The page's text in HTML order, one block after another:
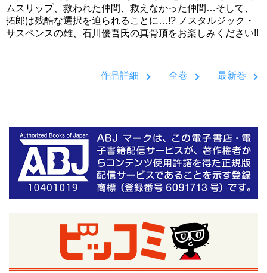
ムスリップ、救われた仲間、救えなかった仲間…そして、
拓郎は残酷な選択を迫られることに…!? ノスタルジック・
サスペンスの雄、石川優吾氏の真骨頂をお楽しみください!!
作品詳細 全巻 最新巻